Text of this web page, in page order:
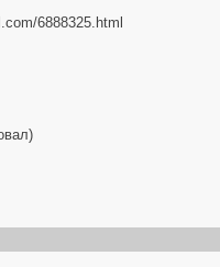
6888325.html